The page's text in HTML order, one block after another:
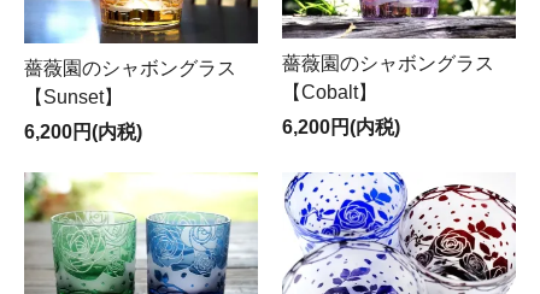
薔薇園のシャボングラス
【Sunset】
6,200円(内税)
薔薇園のシャボングラス
【Cobalt】
6,200円(内税)